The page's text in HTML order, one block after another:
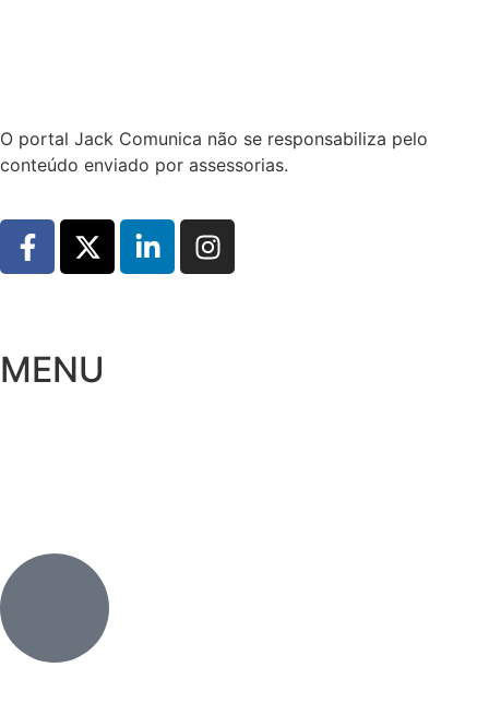
O portal Jack Comunica não se responsabiliza pelo
conteúdo enviado por assessorias.
MENU